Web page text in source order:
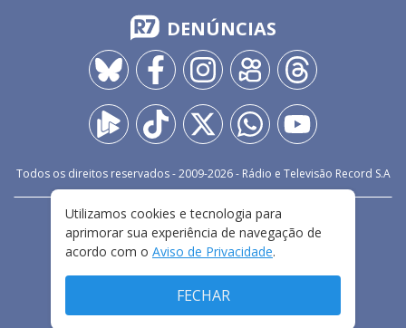
DENÚNCIAS
Todos os direitos reservados - 2009-2026- Rádio e Televisão Record S.A
FALE CONOSCO
PRIVACIDADE
TERMOS E CONDIÇÕES DE USO
Utilizamos cookies e tecnologia para
aprimorar sua experiência de navegação de
acordo com o Aviso de Privacidade.
FECHAR